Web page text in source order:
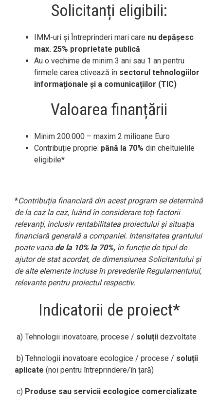
Solicitanți eligibili:
IMM-uri și Întreprinderi mari care nu depășesc
max. 25% proprietate publică
Au o vechime de minim 3 ani sau 1 an pentru
firmele carea ctivează în sectorul tehnologiilor
informaționale și a comunicațiilor (TIC)
Valoarea finanțării
Minim 200.000 – maxim 2 milioane Euro
Contribuție proprie: până la 70% din cheltuielile
eligibile*
*Contribuția financiară din acest program se determină
de la caz la caz, luând în considerare toți factorii
relevanți, inclusiv rentabilitatea proiectului și situația
financiară generală a companiei. Intensitatea grantului
poate varia de la 10% la 70%, în funcție de tipul de
ajutor de stat acordat, de dimensiunea Solicitantului și
de alte elemente incluse în prevederile Regulamentului,
relevante pentru proiectul respectiv.
Indicatorii de proiect*
a) Tehnologii inovatoare, procese / soluții dezvoltate
b) Tehnologii inovatoare ecologice / procese / soluții
aplicate (noi pentru întreprindere/în țară)
c) Produse sau servicii ecologice comercializate